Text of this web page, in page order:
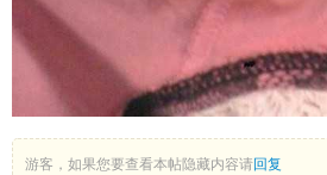
游客，如果您要查看本帖隐藏内容请回复